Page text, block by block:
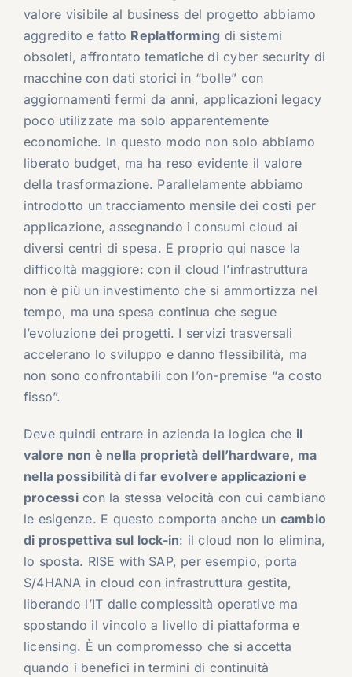
valore visibile al business del progetto abbiamo
aggredito e fatto Replatforming di sistemi
obsoleti, affrontato tematiche di cyber security di
macchine con dati storici in “bolle” con
aggiornamenti fermi da anni, applicazioni legacy
poco utilizzate ma solo apparentemente
economiche. In questo modo non solo abbiamo
liberato budget, ma ha reso evidente il valore
della trasformazione. Parallelamente abbiamo
introdotto un tracciamento mensile dei costi per
applicazione, assegnando i consumi cloud ai
diversi centri di spesa. E proprio qui nasce la
difficoltà maggiore: con il cloud l’infrastruttura
non è più un investimento che si ammortizza nel
tempo, ma una spesa continua che segue
l’evoluzione dei progetti. I servizi trasversali
accelerano lo sviluppo e danno flessibilità, ma
non sono confrontabili con l’on-premise “a costo
fisso”.
Deve quindi entrare in azienda la logica che il
valore non è nella proprietà dell’hardware, ma
nella possibilità di far evolvere applicazioni e
processicon la stessa velocità con cui cambiano
le esigenze. E questo comporta anche un cambio
di prospettiva sul lock-in: il cloud non lo elimina,
lo sposta. RISE with SAP, per esempio, porta
S/4HANA in cloud con infrastruttura gestita,
liberando l’IT dalle complessità operative ma
spostando il vincolo a livello di piattaforma e
licensing. È un compromesso che si accetta
quando i benefici in termini di continuità